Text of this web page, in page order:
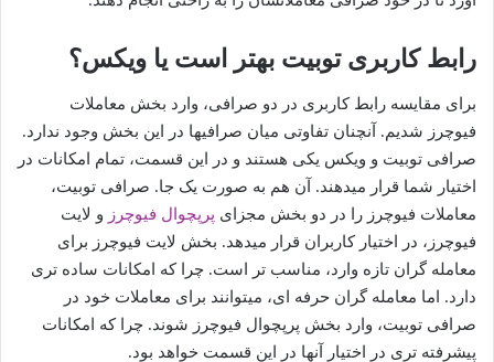
رابط کاربری توبیت بهتر است یا ویکس؟
برای مقایسه رابط کاربری در دو صرافی، وارد بخش معاملات
فیوچرز شدیم. آنچنان تفاوتی میان صرافیها در این بخش وجود ندارد.
صرافی توبیت و ویکس یکی هستند و در این قسمت، تمام امکانات در
اختیار شما قرار میدهند. آن هم به صورت یک جا. صرافی توبیت،
معاملات فیوچرز را در دو بخش مجزای پرپچوال فیوچرز و لایت
فیوچرز، در اختیار کاربران قرار میدهد. بخش لایت فیوچرز برای
معامله گران تازه وارد، مناسب تر است. چرا که امکانات ساده تری
دارد. اما معامله گران حرفه ای، میتوانند برای معاملات خود در
صرافی توبیت، وارد بخش پرپچوال فیوچرز شوند. چرا که امکانات
پیشرفته تری در اختیار آنها در این قسمت خواهد بود.